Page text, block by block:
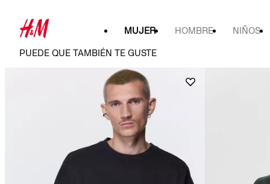
MUJER HOMBRE NIÑOS
PUEDE QUE TAMBIÉN TE GUSTE